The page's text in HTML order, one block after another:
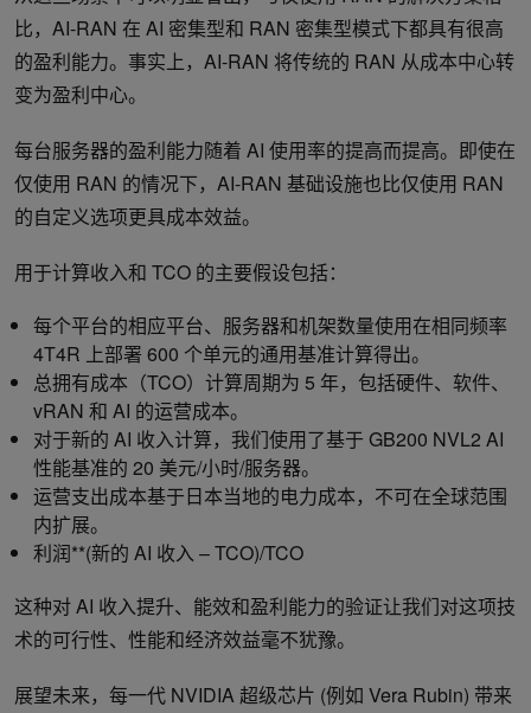
比，AI-RAN 在 AI 密集型和 RAN 密集型模式下都具有很高
的盈利能力。事实上，AI-RAN 将传统的 RAN 从成本中心转
变为盈利中心。
每台服务器的盈利能力随着 AI 使用率的提高而提高。即使在
仅使用 RAN 的情况下，AI-RAN 基础设施也比仅使用 RAN
的自定义选项更具成本效益。
用于计算收入和 TCO 的主要假设包括：
每个平台的相应平台、服务器和机架数量使用在相同频率
4T4R 上部署 600 个单元的通用基准计算得出。
总拥有成本（TCO）计算周期为 5 年，包括硬件、软件、
vRAN 和 AI 的运营成本。
对于新的 AI 收入计算，我们使用了基于 GB200 NVL2 AI
性能基准的 20 美元/小时/服务器。
运营支出成本基于日本当地的电力成本，不可在全球范围
内扩展。
利润**(新的 AI 收入 – TCO)/TCO
这种对 AI 收入提升、能效和盈利能力的验证让我们对这项技
术的可行性、性能和经济效益毫不犹豫。
展望未来，每一代 NVIDIA 超级芯片 (例如 Vera Rubin) 带来